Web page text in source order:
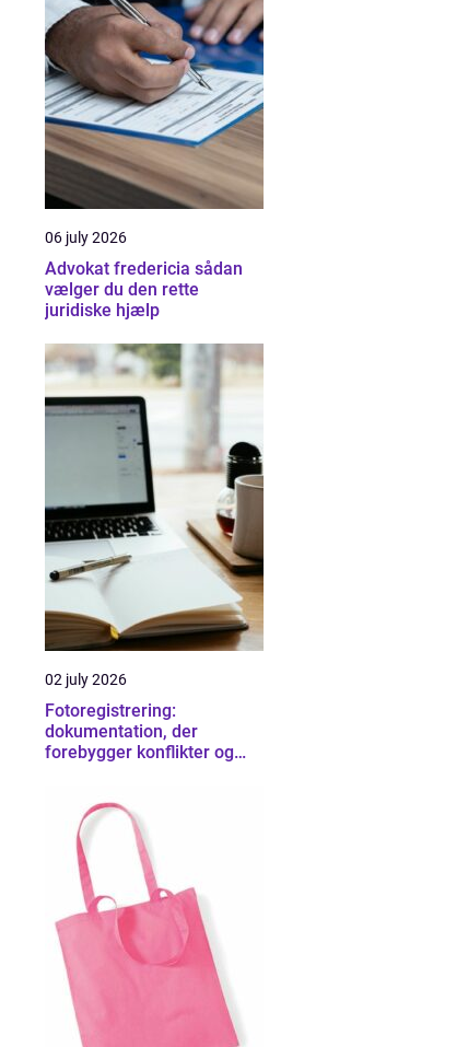
06 july 2026
Advokat fredericia sådan
vælger du den rette
juridiske hjælp
02 july 2026
Fotoregistrering:
dokumentation, der
forebygger konflikter og